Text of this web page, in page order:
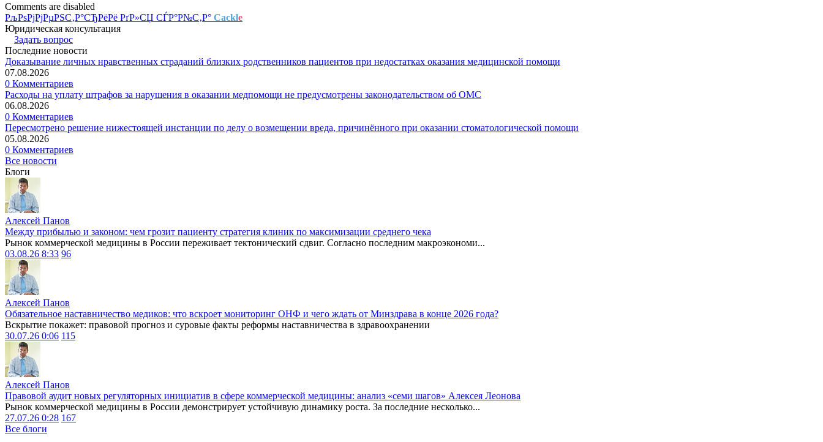
Comments are disabled
РљРѕРјРјРµРЅС‚Р°СЂРёРё РґР»СЏ СЃР°Р№С‚Р° Cackle
Юридическая консультация
Задать вопрос
Последние новости
Доказывание личных нравственных страданий близких родственников пациентов при недостатках оказания медицинской помощи
07.08.2026
0 Комментариев
Расходы на уплату штрафов за нарушения в оказании медпомощи не предусмотрены законодательством об ОМС
06.08.2026
0 Комментариев
Пересмотрено решение нижестоящей инстанции по делу о возмещении вреда, причинённого при оказании стоматологической помощи
05.08.2026
0 Комментариев
Все новости
Блоги
Алексей Панов
Между прибылью и законом: чем грозит пациенту стратегия клиник по максимизации среднего чека
Рынок коммерческой медицины в России переживает тектонический сдвиг. Согласно последним макроэкономи...
03.08.26 8:33 96
Алексей Панов
Обязательное наставничество медиков: что вскроет мониторинг ОНФ и чего ждать от Минздрава в конце 2026 года?
Вскрытие покажет: правовой прогноз и суровые факты реформы наставничества в здравоохранении
30.07.26 0:06 115
Алексей Панов
Правовой аудит новых регуляторных инициатив в сфере коммерческой медицины: анализ «семи шагов» Алексея Леонова
Рынок коммерческой медицины в России демонстрирует устойчивую динамику роста. За последние несколько...
27.07.26 0:28 167
Все блоги